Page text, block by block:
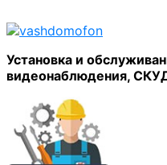
Установка и
видеонаблюдения,